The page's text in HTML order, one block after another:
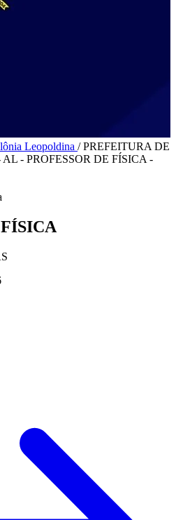
Leopoldina / PREFEITURA DE
- PROFESSOR DE FÍSICA -